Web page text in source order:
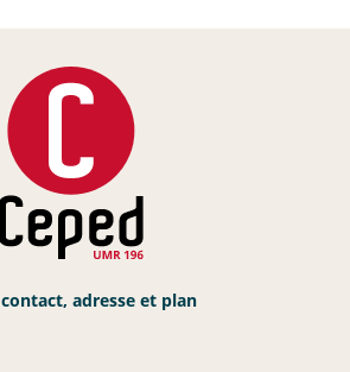
contact, adresse et plan